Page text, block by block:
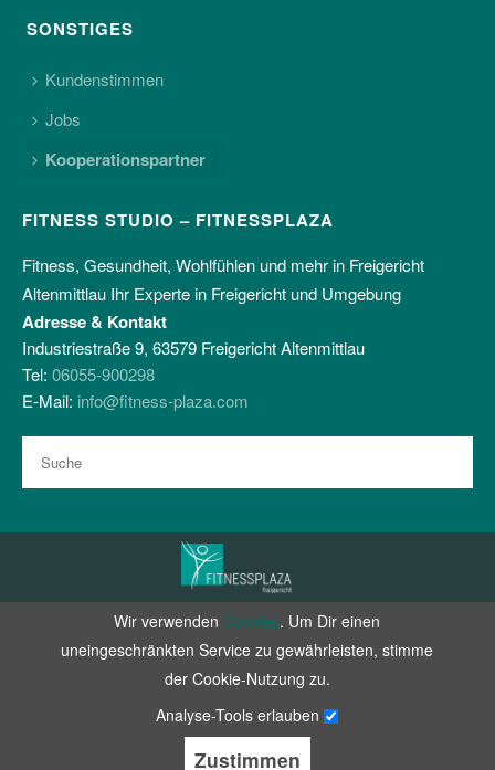
SONSTIGES
Kundenstimmen
Jobs
Kooperationspartner
FITNESS STUDIO – FITNESSPLAZA
Fitness, Gesundheit, Wohlfühlen und mehr in Freigericht
Altenmittlau Ihr Experte in Freigericht und Umgebung
Adresse & Kontakt
Industriestraße 9, 63579 Freigericht Altenmittlau
Tel: 06055-900298
E-Mail: info@fitness-plaza.com
Zertifiziert durch RehaVitalisPlus e.V.
facebook
instagram
Impressum
Wir verwenden Cookies. Um Dir einen
uneingeschränkten Service zu gewährleisten, stimme
der Cookie-Nutzung zu.
Analyse-Tools erlauben
Zustimmen